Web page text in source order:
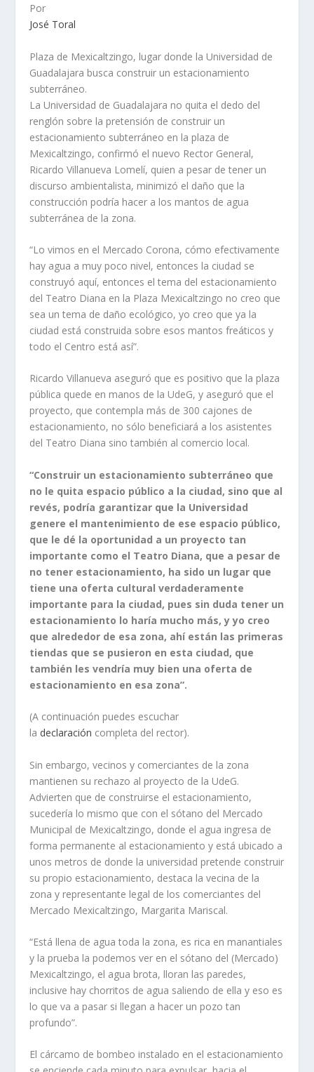
Por
José Toral
Plaza de Mexicaltzingo, lugar donde la Universidad de
Guadalajara busca construir un estacionamiento
subterráneo.
La Universidad de Guadalajara no quita el dedo del
renglón sobre la pretensión de construir un
estacionamiento subterráneo en la plaza de
Mexicaltzingo, confirmó el nuevo Rector General,
Ricardo Villanueva Lomelí, quien a pesar de tener un
discurso ambientalista, minimizó el daño que la
construcción podría hacer a los mantos de agua
subterránea de la zona.
“Lo vimos en el Mercado Corona, cómo efectivamente
hay agua a muy poco nivel, entonces la ciudad se
construyó aquí, entonces el tema del estacionamiento
del Teatro Diana en la Plaza Mexicaltzingo no creo que
sea un tema de daño ecológico, yo creo que ya la
ciudad está construida sobre esos mantos freáticos y
todo el Centro está así”.
Ricardo Villanueva aseguró que es positivo que la plaza
pública quede en manos de la UdeG, y aseguró que el
proyecto, que contempla más de 300 cajones de
estacionamiento, no sólo beneficiará a los asistentes
del Teatro Diana sino también al comercio local.
“Construir un estacionamiento subterráneo que
no le quita espacio público a la ciudad, sino que al
revés, podría garantizar que la Universidad
genere el mantenimiento de ese espacio público,
que le dé la oportunidad a un proyecto tan
importante como el Teatro Diana, que a pesar de
no tener estacionamiento, ha sido un lugar que
tiene una oferta cultural verdaderamente
importante para la ciudad, pues sin duda tener un
estacionamiento lo haría mucho más, y yo creo
que alrededor de esa zona, ahí están las primeras
tiendas que se pusieron en esta ciudad, que
también les vendría muy bien una oferta de
estacionamiento en esa zona”.
(A continuación puedes escuchar
la declaración completa del rector).
Sin embargo, vecinos y comerciantes de la zona
mantienen su rechazo al proyecto de la UdeG.
Advierten que de construirse el estacionamiento,
sucedería lo mismo que con el sótano del Mercado
Municipal de Mexicaltzingo, donde el agua ingresa de
forma permanente al estacionamiento y está ubicado a
unos metros de donde la universidad pretende construir
su propio estacionamiento, destaca la vecina de la
zona y representante legal de los comerciantes del
Mercado Mexicaltzingo, Margarita Mariscal.
“Está llena de agua toda la zona, es rica en manantiales
y la prueba la podemos ver en el sótano del (Mercado)
Mexicaltzingo, el agua brota, lloran las paredes,
inclusive hay chorritos de agua saliendo de ella y eso es
lo que va a pasar si llegan a hacer un pozo tan
profundo”.
El cárcamo de bombeo instalado en el estacionamiento